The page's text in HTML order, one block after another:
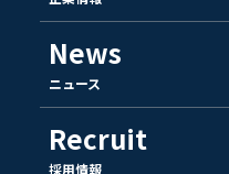
News
ニュース
Recruit
採用情報